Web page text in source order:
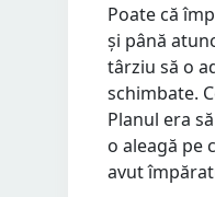
Poate că
și până
târziu să o
schimbate.
Planul era
o aleagă pe
avut